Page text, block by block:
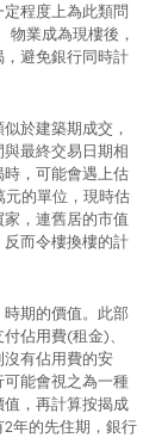
程度上為此類問
業成為現樓後，
避免銀行同時計
於建築期成交，
與最終交易日期相
，可能會遇上估
的單位，現時估
，連舊居的市值
而令樓換樓的計
時期的價值。此部
佔用費(租金)、
有佔用費的安
能會視之為一種
，再計算按揭成
年的先住期，銀行